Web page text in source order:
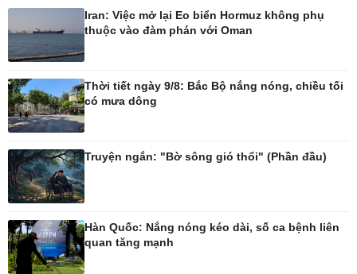
Hồ sơ
E-Magazine
Infographic
Kinh tế
Bất động sản
Khởi nghiệp
Thị trường
Chứng khoán
Pháp luật
Vụ án
Tin nóng
Thể thao
Iran: Việc mở lại Eo biển Hormuz không phụ
thuộc vào đàm phán với Oman
Thời tiết ngày 9/8: Bắc Bộ nắng nóng, chiều tối
có mưa dông
Truyện ngắn: "Bờ sông gió thổi" (Phần đầu)
Hàn Quốc: Nắng nóng kéo dài, số ca bệnh liên
quan tăng mạnh